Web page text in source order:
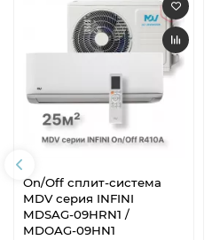
On/Off cплит-система
MDV серия INFINI
MDSAG-09HRN1 /
MDOAG-09HN1